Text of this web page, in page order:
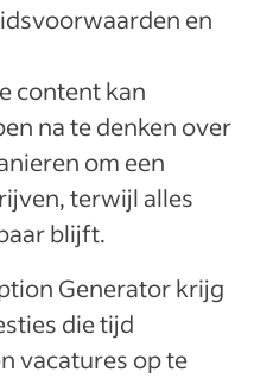
en
content kan
na te denken over
om een
terwijl alles
blijft.
Generator krijg
die tijd
vacatures op te